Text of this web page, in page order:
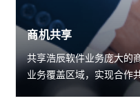
商机共享
共享浩辰软件业务庞大的
业务覆盖区域，实现合作